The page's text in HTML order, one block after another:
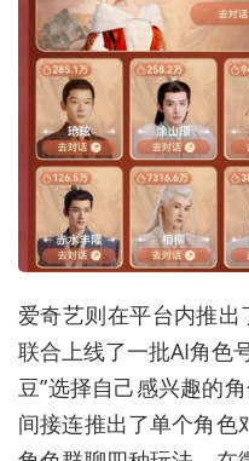
爱奇艺则在平台内推出
联合上线了一批AI角色
豆”选择自己感兴趣的
间接连推出了单个角色